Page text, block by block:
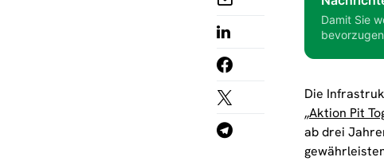
Damit Sie
Die
„Aktion Pit
ab drei